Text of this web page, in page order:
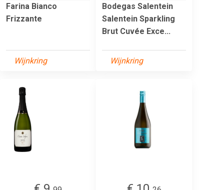
Farina Bianco
Frizzante
Wijnkring
Bodegas Salentein
Salentein Sparkling
Brut Cuvée Exce...
Wijnkring